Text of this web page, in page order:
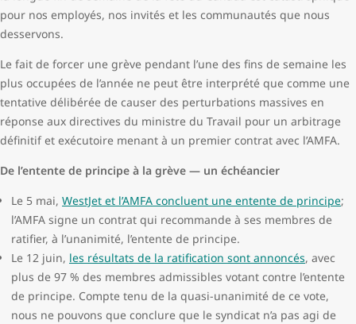
pour nos employés, nos invités et les communautés que nous
desservons.
Le fait de forcer une grève pendant l’une des fins de semaine les
plus occupées de l’année ne peut être interprété que comme une
tentative délibérée de causer des perturbations massives en
réponse aux directives du ministre du Travail pour un arbitrage
définitif et exécutoire menant à un premier contrat avec l’AMFA.
De l’entente de principe à la grève — un échéancier
Le 5 mai, WestJet et l’AMFA concluent une entente de principe;
l’AMFA signe un contrat qui recommande à ses membres de
ratifier, à l’unanimité, l’entente de principe.
Le 12 juin, les résultats de la ratification sont annoncés, avec
plus de 97 % des membres admissibles votant contre l’entente
de principe. Compte tenu de la quasi-unanimité de ce vote,
nous ne pouvons que conclure que le syndicat n’a pas agi de